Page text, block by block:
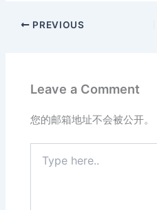
PREVIOUS
Leave a Comment
您的邮箱地址不会被公开。
here..